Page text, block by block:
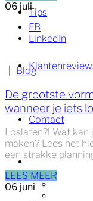
Tips
Contact
Welkom
Ik help jou met
06 juli
FB
LinkedIn
Blog
De grootste
wanneer je iets
Loslaten?! Wat
maken? Lees het
een strakke
LEES MEER
06 juni